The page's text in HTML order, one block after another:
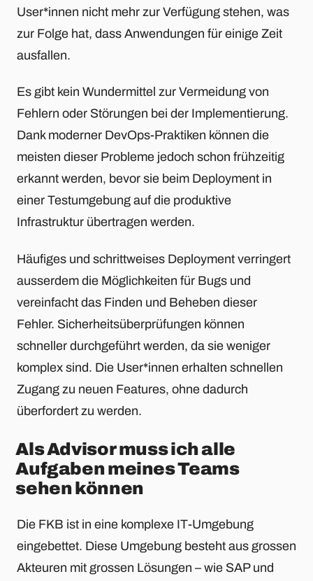
User*innen nicht mehr zur Verfügung stehen, was
zur Folge hat, dass Anwendungen für einige Zeit
ausfallen.
Es gibt kein Wundermittel zur Vermeidung von
Fehlern oder Störungen bei der Implementierung.
Dank moderner DevOps-Praktiken können die
meisten dieser Probleme jedoch schon frühzeitig
erkannt werden, bevor sie beim Deployment in
einer Testumgebung auf die produktive
Infrastruktur übertragen werden.
Häufiges und schrittweises Deployment verringert
ausserdem die Möglichkeiten für Bugs und
vereinfacht das Finden und Beheben dieser
Fehler. Sicherheitsüberprüfungen können
schneller durchgeführt werden, da sie weniger
komplex sind. Die User*innen erhalten schnellen
Zugang zu neuen Features, ohne dadurch
überfordert zu werden.
Als Advisor muss ich alle
Aufgaben meines Teams
sehen können
Die FKB ist in eine komplexe IT-Umgebung
eingebettet. Diese Umgebung besteht aus grossen
Akteuren mit grossen Lösungen – wie SAP und